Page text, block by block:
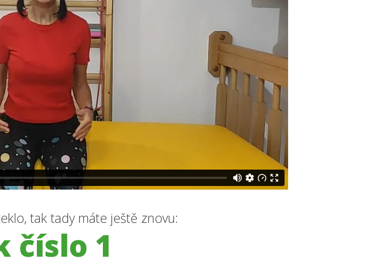
tak tady máte ještě znovu:
číslo 1